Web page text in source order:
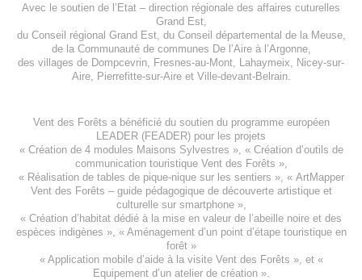
Avec le soutien de l’Etat – direction régionale des affaires cuturelles
Grand Est,
du Conseil régional Grand Est, du Conseil départemental de la Meuse,
de la Communauté de communes De l’Aire à l’Argonne,
des villages de Dompcevrin Fresnes-au-Mont Lahaymeix
Nicey-sur-
Aire, Pierrefitte-sur-Aireet Ville-devant-Belrain.
Vent des Forêts a bénéficié du soutien du programme européen
LEADER (FEADER) pour les projets
« Création de 4 modules Maisons Sylvestres », « Création d’outils de
communication touristique Vent des Forêts »,
« Réalisation de tables de pique-nique sur les sentiers », « ArtMapper
Vent des Forêts – guide pédagogique de découverte artistique et
culturelle sur smartphone »,
« Création d’habitat dédié à la mise en valeur de l’abeille noire et des
espèces indigènes », « Aménagement d’un point d’étape touristique en
forêt»
« Application mobile d’aide à la visite Vent des Forêts », et «
Equipement d’un atelier de création».